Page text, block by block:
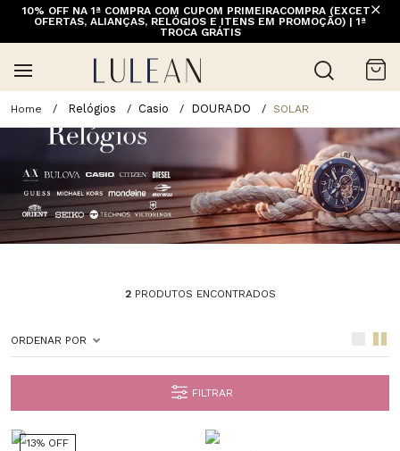
10% OFF NA 1ª COMPRA COM CUPOM PRIMEIRACOMPRA (EXCETO
OFERTAS, ALIANÇAS, RELÓGIOS E ITENS EM PROMOÇÃO) | 1ª
TROCA GRÁTIS
Relógios Casio DOURADO SOLAR
2PRODUTOS ENCONTRADOS
ORDENAR POR
FILTRAR
13% OFF